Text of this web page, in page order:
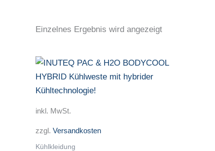
Einzelnes Ergebnis wird angezeigt
inkl. MwSt.
zzgl. Versandkosten
Kühlkleidung
Dieses
Produkt